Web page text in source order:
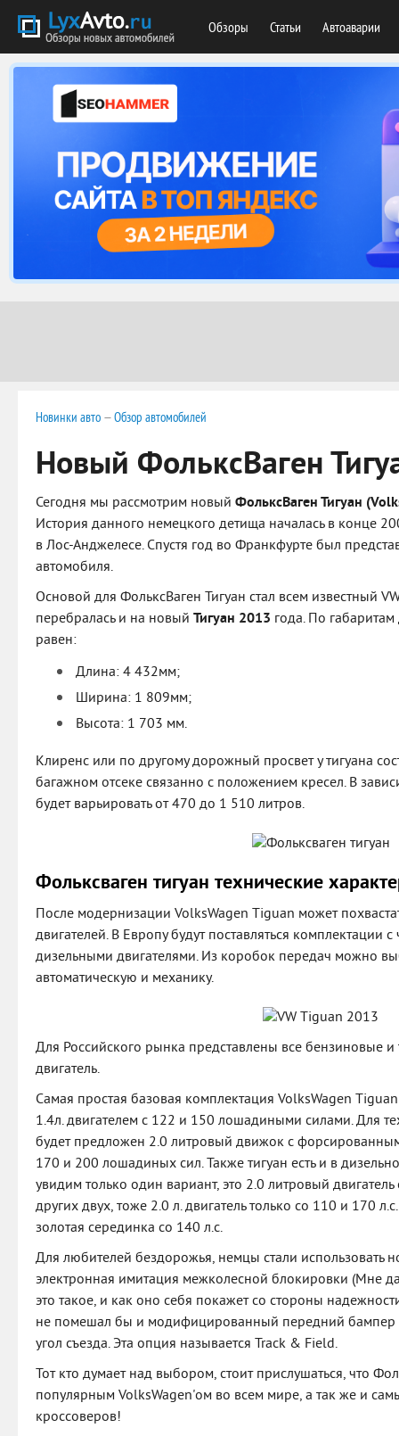
Обзоры Статьи Автоаварии
Новинки авто —Обзор автомобилей
Новый ФольксВаген
Сегодня мы рассмотрим новый ФольксВаген Тигуан
История данного немецкого детища началась в конце
в Лос-Анджелесе. Спустя год во Франкфурте был
автомобиля.
Основой для ФольксВаген Тигуан стал всем известный
перебралась и на новый Тигуан 2013 года. По
равен:
Длина: 4 432мм;
Ширина: 1 809мм;
Высота: 1 703 мм.
Клиренс или по другому дорожный просвет у тигуана
багажном отсеке связанно с положением кресел. В
будет варьировать от 470 до 1 510 литров.
Фольксваген тигуан технические
После модернизации VolksWagen Tiguan может
двигателей. В Европу будут поставляться
дизельными двигателями. Из коробок передач можно
автоматическую и механику.
Для Российского рынка представлены все бензиновые
двигатель.
Самая простая базовая комплектация VolksWagen
1.4л. двигателем с 122 и 150 лошадиными силами. Для
будет предложен 2.0 литровый движок с
170 и 200 лошадиных сил. Также тигуан есть и в
увидим только один вариант, это 2.0 литровый
других двух, тоже 2.0 л. двигатель только со 110 и 170
золотая серединка со 140 л.с.
Для любителей бездорожья, немцы стали использовать
электронная имитация межколесной блокировки (Мне
это такое, и как оно себя покажет со стороны
не помешал бы и модифицированный передний бампер
угол съезда. Эта опция называется Track & Field.
Тот кто думает над выбором, стоит прислушаться, что
популярным VolksWagen'ом во всем мире, а так же и
кроссоверов!